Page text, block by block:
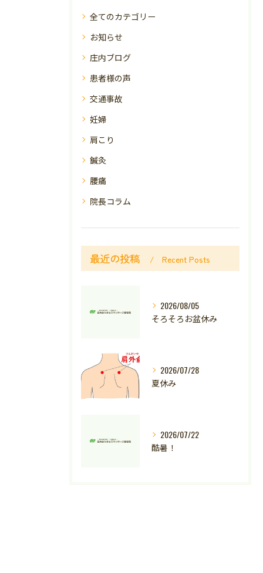
全てのカテゴリー
お知らせ
庄内ブログ
患者様の声
交通事故
妊婦
肩こり
鍼灸
腰痛
院長コラム
最近の投稿 Recent Posts
2026/08/05
そろそろお盆休み
2026/07/28
夏休み
2026/07/22
酷暑！